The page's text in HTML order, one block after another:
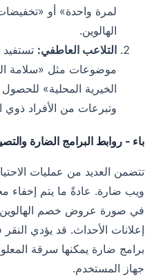
لمرة واحدة» أو
الهالوين.
التلاعب العاطفي:
موضوعات مثل «سلامة
الخيرية المحلية»
وتبرعات من الأفراد ذوي
باء - روابط البرامج الضارة
تتضمن العديد من عمليات
ويب ضارة. عادةً ما يتم إخفاء
في صورة عروض خصم الهالوين
إعلانات الأحداث. قد يؤدي
برامج ضارة يمكنها سرقة
جهاز المستخدم.